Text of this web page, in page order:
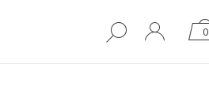
0